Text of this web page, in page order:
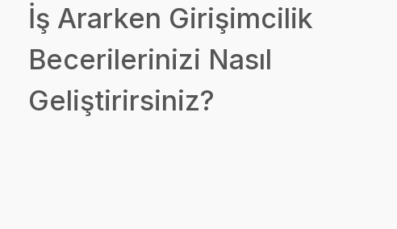
İş Ararken Girişimcilik
Becerilerinizi Nasıl
Geliştirirsiniz?